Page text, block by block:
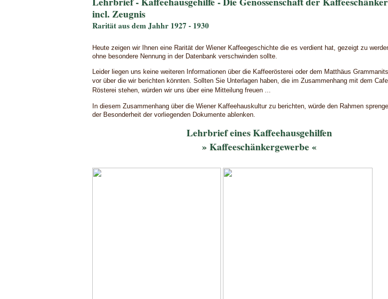
incl. Zeugnis
Rarität aus dem Jahhr 1927 - 1930
Heute zeigen wir Ihnen eine Rarität der Wiener Kaffeegeschichte die es verdient hat, gezeigt zu
ohne besondere Nennung in der Datenbank verschwinden sollte.
Leider liegen uns keine weiteren Informationen über die Kaffeerösterei oder dem Matthäus
vor über die wir berichten könnten. Sollten Sie Unterlagen haben, die im Zusammenhang mit dem
Rösterei stehen, würden wir uns über eine Mitteilung freuen ...
In diesem Zusammenhang über die Wiener Kaffeehauskultur zu berichten, würde den Rahmen
der Besonderheit der vorliegenden Dokumente ablenken.
Lehrbrief eines Kaffeehausgehilfen
» Kaffeeschänkergewerbe «